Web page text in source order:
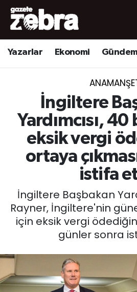
Yazarlar Ekonomi
İngiltere
Yardımcısı,
eksik vergi
ortaya
istifa
İngiltere Başbakan
Rayner, İngiltere'nin
için eksik vergi
günler sonra
Yazarlar
Ekonomi
Kültür-Sanat
Yerel
Spor
Nöbetçi Eczaneler
Hava Durumu
Trafik Durumu
Süper Lig Puan
Tüm Manşetler
Son Dakika Haberleri
Haber Arşivi